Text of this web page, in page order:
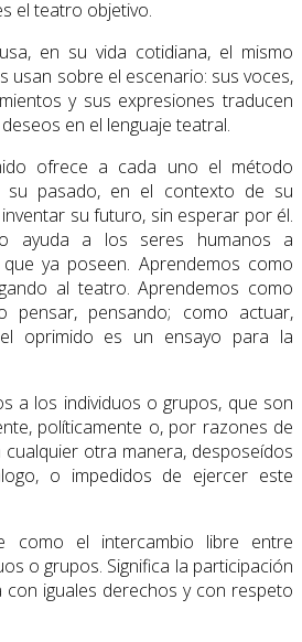
el teatro objetivo.
en su vida cotidiana, el mismo
usan sobre el escenario: sus voces,
y sus expresiones traducen
en el lenguaje teatral.
ofrece a cada uno el método
su pasado, en el contexto de su
su futuro, sin esperar por él.
ayuda a los seres humanos a
ya poseen. Aprendemos como
al teatro. Aprendemos como
pensar, pensando; como actuar,
oprimido es un ensayo para la
a los individuos o grupos, que son
políticamente o, por razones de
otra manera, desposeídos
o impedidos de ejercer este
como el intercambio libre entre
o grupos. Significa la participación
con iguales derechos y con respeto